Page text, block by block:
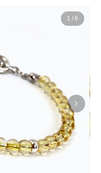
1 / 6